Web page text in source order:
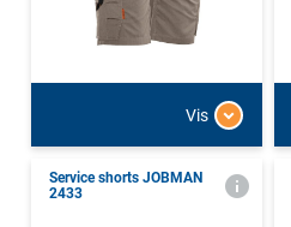
Vis
Service shorts JOBMAN
2433